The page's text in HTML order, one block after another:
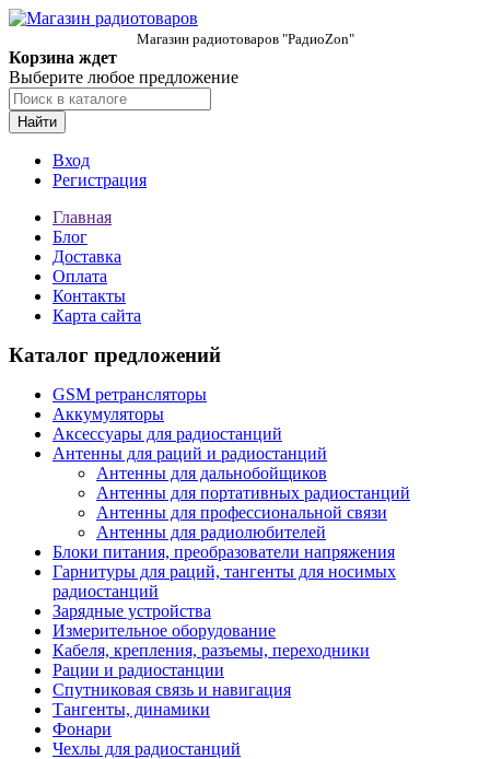
Магазин радиотоваров "РадиоZon"
Корзина ждет
Выберите любое предложение
Найти
Вход
Регистрация
Главная
Блог
Доставка
Оплата
Контакты
Карта сайта
Каталог предложений
GSM ретрансляторы
Аккумуляторы
Аксессуары для радиостанций
Антенны для раций и радиостанций
Антенны для дальнобойщиков
Антенны для портативных радиостанций
Антенны для профессиональной связи
Антенны для радиолюбителей
Блоки питания, преобразователи напряжения
Гарнитуры для раций, тангенты для носимых
радиостанций
Зарядные устройства
Измерительное оборудование
Кабеля, крепления, разъемы, переходники
Рации и радиостанции
Спутниковая связь и навигация
Тангенты, динамики
Фонари
Чехлы для радиостанций